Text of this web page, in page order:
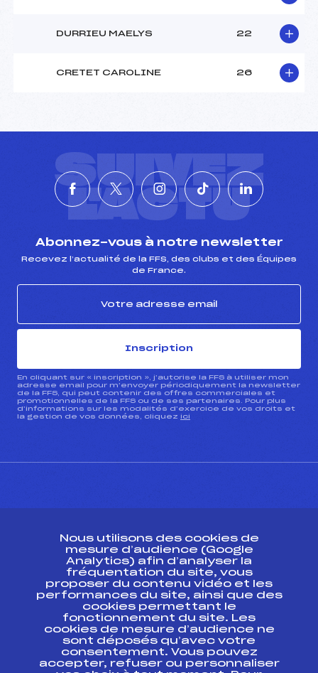
DURRIEU MAELYS 22
CRETET CAROLINE 26
SUIVEZ
L'ACTU
Abonnez-vous à notre newsletter
Recevez l’actualité de la FFS, des clubs et des Équipes
de France.
Inscription
En cliquant sur « inscription », j’autorise la FFS à utiliser mon
adresse email pour m’envoyer périodiquement la newsletter
de la FFS, qui peut contenir des offres commerciales et
promotionnelles de la FFS ou de ses partenaires. Pour plus
d’informations sur les modalités d’exercice de vos droits et
la gestion de vos données, cliquez ici
Ressources
Pass’Neige
Projet sportif fédéral
Projet de performance fédéral
Antidopage
Pôle Développement, Formation, Suivi
Scientifique
Nous utilisons des cookies de
mesure d’audience (Google
Analytics) afin d’analyser la
fréquentation du site, vous
proposer du contenu vidéo et les
performances du site, ainsi que des
cookies permettant le
fonctionnement du site. Les
cookies de mesure d’audience ne
sont déposés qu’avec votre
consentement. Vous pouvez
accepter, refuser ou personnaliser